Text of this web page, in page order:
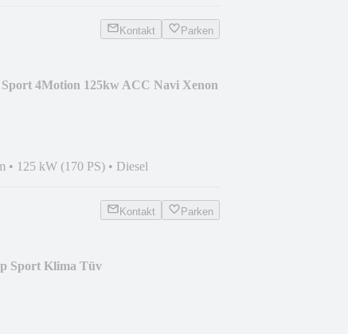
Kontakt Parken
Sport 4Motion 125kw ACC Navi Xenon
• 125 kW (170 PS) • Diesel
Kontakt Parken
Sport Klima Tüv